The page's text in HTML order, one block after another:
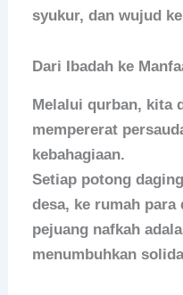
syukur, dan wujud
Dari Ibadah ke
Melalui qurban, kita
mempererat
kebahagiaan.
Setiap potong
desa, ke rumah para
pejuang nafkah
menumbuhkan